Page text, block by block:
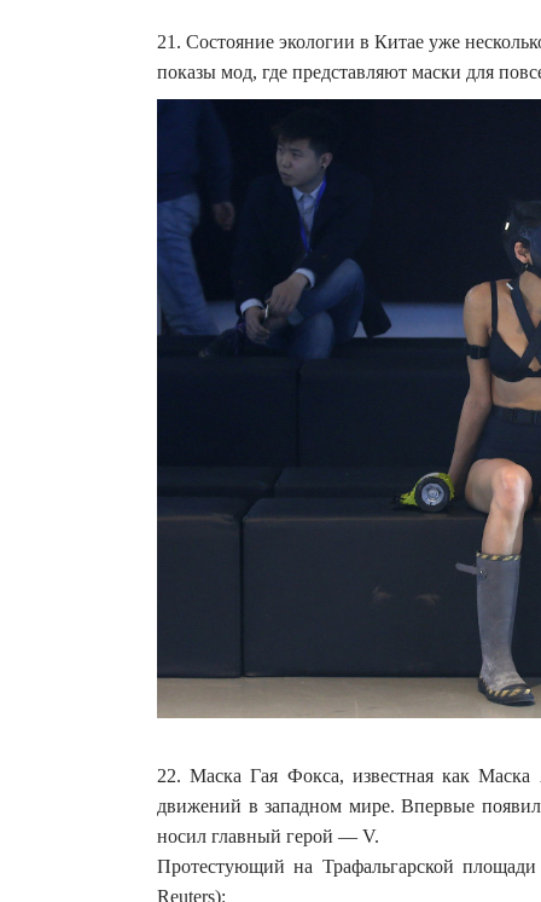
21. Состояние экологии в Китае уже
показы мод, где представляют маски для
22. Маска Гая Фокса, известная как
движений в западном мире. Впервые
носил главный герой — V.
Протестующий на Трафальгарской
Reuters):